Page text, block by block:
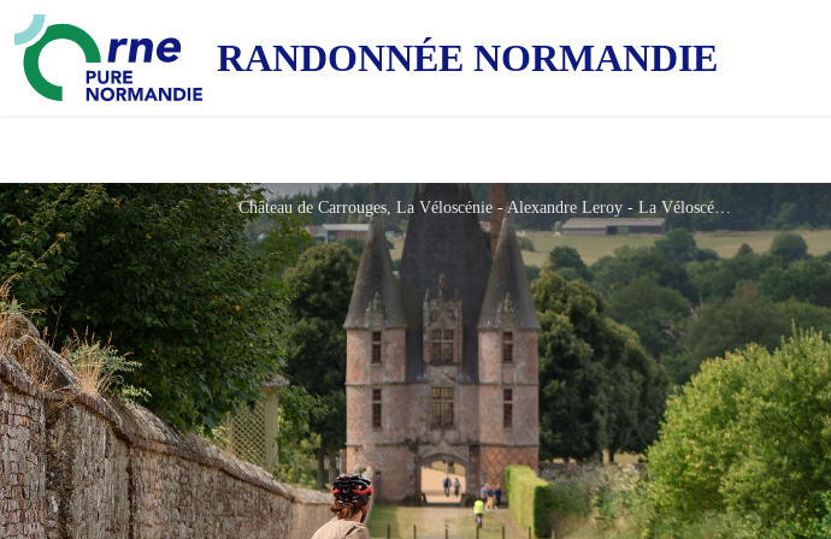
RANDONNÉE NORMANDIE
Château de Carrouges, La Véloscénie - Alexandre Leroy - La Véloscénie